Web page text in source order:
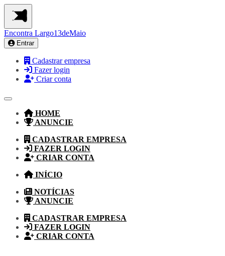
Encontra Largo13deMaio
Entrar
Cadastrar empresa
Fazer login
Criar conta
HOME
ANUNCIE
CADASTRAR EMPRESA
FAZER LOGIN
CRIAR CONTA
INÍCIO
NOTÍCIAS
ANUNCIE
CADASTRAR EMPRESA
FAZER LOGIN
CRIAR CONTA